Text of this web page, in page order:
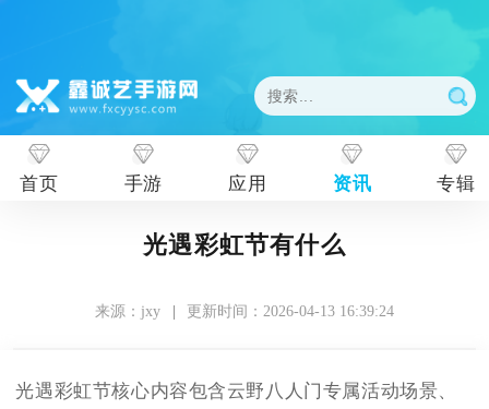
首页 手游 应用 资讯 专辑
光遇彩虹节有什么
来源：jxy | 更新时间：2026-04-13 16:39:24
光遇彩虹节核心内容包含云野八人门专属活动场景、